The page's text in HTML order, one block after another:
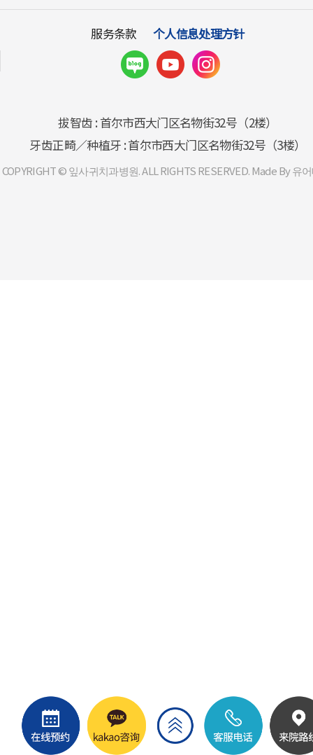
服务条款 个人信息处理方针
拔智齿 : 首尔市西大门区名物街32号（2楼）
牙齿正畸／种植牙 : 首尔市西大门区名物街32号（3楼）
COPYRIGHT © 잎사귀치과병원. ALL RIGHTS RESERVED. Made By 유